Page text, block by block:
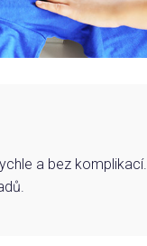
a bez komplikací.